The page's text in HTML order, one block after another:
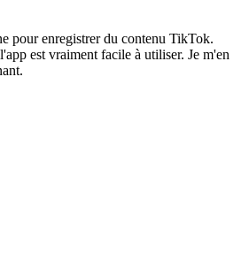
pour enregistrer du contenu TikTok.
est vraiment facile à utiliser. Je m'en